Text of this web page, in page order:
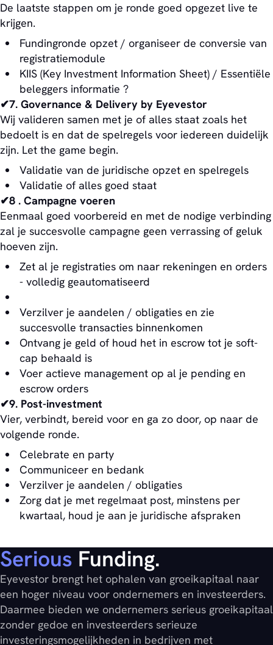
De laatste stappen om je ronde goed opgezet live te
krijgen.
Fundingronde opzet / organiseer de conversie van
registratiemodule
KIIS (Key Investment Information Sheet) / Essentiële
beleggers informatie ?
✔7. Governance & Delivery by Eyevestor
Wij valideren samen met je of alles staat zoals het
bedoelt is en dat de spelregels voor iedereen duidelijk
zijn. Let the game begin.
Validatie van de juridische opzet en spelregels
Validatie of alles goed staat
✔8 . Campagne voeren
Eenmaal goed voorbereid en met de nodige verbinding
zal je succesvolle campagne geen verrassing of geluk
hoeven zijn.
Zet al je registraties om naar rekeningen en orders
- volledig geautomatiseerd
Verzilver je aandelen / obligaties en zie
succesvolle transacties binnenkomen
Ontvang je geld of houd het in escrow tot je soft-
cap behaald is
Voer actieve management op al je pending en
escrow orders
✔9. Post-investment
Vier, verbindt, bereid voor en ga zo door, op naar de
volgende ronde.
Celebrate en party
Communiceer en bedank
Verzilver je aandelen / obligaties
Zorg dat je met regelmaat post, minstens per
kwartaal, houd je aan je juridische afspraken
Serious Funding.
Eyevestor brengt het ophalen van groeikapitaal naar
een hoger niveau voor ondernemers en investeerders.
Daarmee bieden we ondernemers serieus groeikapitaal
zonder gedoe en investeerders serieuze
investeringsmogelijkheden in bedrijven met